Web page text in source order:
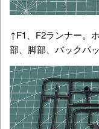
↑F1、F2ランナー。
部、脚部、バックパ